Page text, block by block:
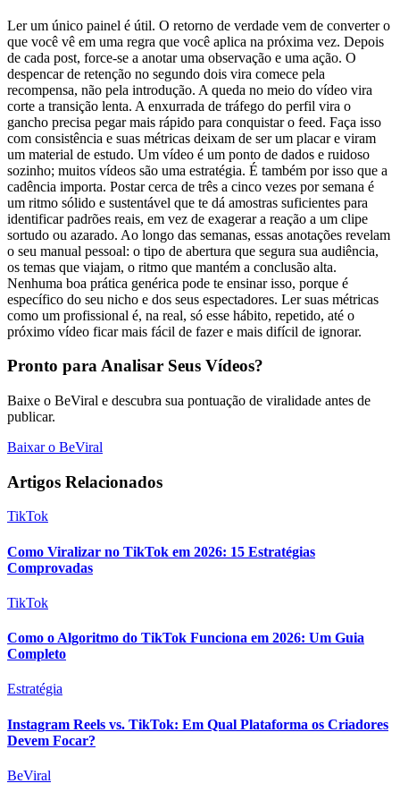
Ler um único painel é útil. O retorno de verdade vem de converter o
que você vê em uma regra que você aplica na próxima vez. Depois
de cada post, force-se a anotar uma observação e uma ação. O
despencar de retenção no segundo dois vira comece pela
recompensa, não pela introdução. A queda no meio do vídeo vira
corte a transição lenta. A enxurrada de tráfego do perfil vira o
gancho precisa pegar mais rápido para conquistar o feed. Faça isso
com consistência e suas métricas deixam de ser um placar e viram
um material de estudo. Um vídeo é um ponto de dados e ruidoso
sozinho; muitos vídeos são uma estratégia. É também por isso que a
cadência importa. Postar cerca de três a cinco vezes por semana é
um ritmo sólido e sustentável que te dá amostras suficientes para
identificar padrões reais, em vez de exagerar a reação a um clipe
sortudo ou azarado. Ao longo das semanas, essas anotações revelam
o seu manual pessoal: o tipo de abertura que segura sua audiência,
os temas que viajam, o ritmo que mantém a conclusão alta.
Nenhuma boa prática genérica pode te ensinar isso, porque é
específico do seu nicho e dos seus espectadores. Ler suas métricas
como um profissional é, na real, só esse hábito, repetido, até o
próximo vídeo ficar mais fácil de fazer e mais difícil de ignorar.
Pronto para Analisar Seus Vídeos?
Baixe o BeViral e descubra sua pontuação de viralidade antes de
publicar.
Baixar o BeViral
Artigos Relacionados
TikTok
Como Viralizar no TikTok em 2026: 15 Estratégias
Comprovadas
TikTok
Como o Algoritmo do TikTok Funciona em 2026: Um Guia
Completo
Estratégia
Instagram Reels vs. TikTok: Em Qual Plataforma os Criadores
Devem Focar?
BeViral